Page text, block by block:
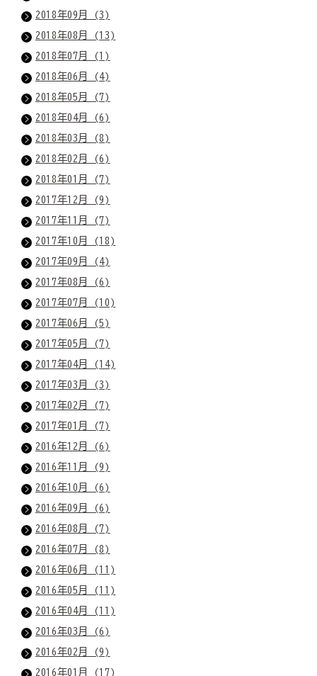
2018年09月 (3)
2018年08月 (13)
2018年07月 (1)
2018年06月 (4)
2018年05月 (7)
2018年04月 (6)
2018年03月 (8)
2018年02月 (6)
2018年01月 (7)
2017年12月 (9)
2017年11月 (7)
2017年10月 (18)
2017年09月 (4)
2017年08月 (6)
2017年07月 (10)
2017年06月 (5)
2017年05月 (7)
2017年04月 (14)
2017年03月 (3)
2017年02月 (7)
2017年01月 (7)
2016年12月 (6)
2016年11月 (9)
2016年10月 (6)
2016年09月 (6)
2016年08月 (7)
2016年07月 (8)
2016年06月 (11)
2016年05月 (11)
2016年04月 (11)
2016年03月 (6)
2016年02月 (9)
2016年01月 (17)